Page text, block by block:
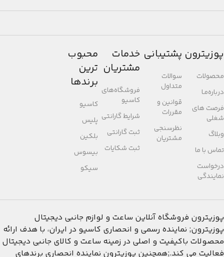
پوزیترون
محصولات
درباره‌مـا
فرصت های
شغلی
وبلاگ
تماس با ما
درخواست
نمایندگی
پشتیبانی
سوالات
متداول
قوانین و
مقررات
نظرسنجی
مشتریان
خدمات
مشتریان
فروشگاه‌های
کاسیو
شرایط گارانتی
ثبت گارانتی
ثبت شکایات
محبوب
ترین
برندها
کاسیو
پلیس
بلکین
بیسوس
سیکو
پوزیترون فروشگاه آنلاین ساعت و لوازم جانبی دیجیتال
پوزیترون; نماینده رسمی و انحصاری کاسیو در ایران، با هدف ارائه
محصولات باکیفیت و اصلی در زمینه ساعت و کالای جانبی دیجیتال
فعالیت می کند.;همچنین پوزیترون نماینده انحصاری برندهای